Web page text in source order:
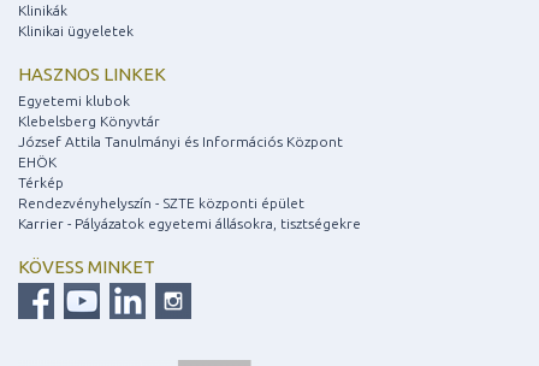
Klinikák
Klinikai ügyeletek
HASZNOS LINKEK
Egyetemi klubok
Klebelsberg Könyvtár
József Attila Tanulmányi és Információs Központ
EHÖK
Térkép
Rendezvényhelyszín - SZTE központi épület
Karrier - Pályázatok egyetemi állásokra, tisztségekre
KÖVESS MINKET